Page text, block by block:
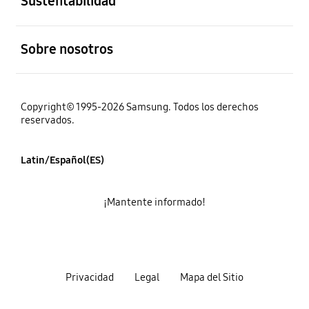
Sobre nosotros
Copyright© 1995-2026 Samsung. Todos los derechos
reservados.
Latin/Español(ES)
Privacidad Legal Mapa del Sitio
¡Mantente informado!